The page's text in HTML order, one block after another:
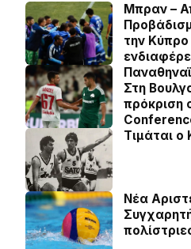
Μπραν –
την
Στη
πρόκριση
Τιμάται
Νέα